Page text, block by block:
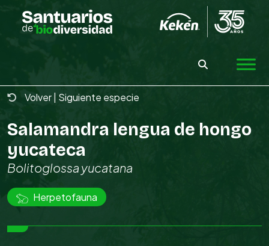
Volver Siguiente especie
Salamandra lengua de hongo
yucateca
Bolitoglossa yucatana
Herpetofauna